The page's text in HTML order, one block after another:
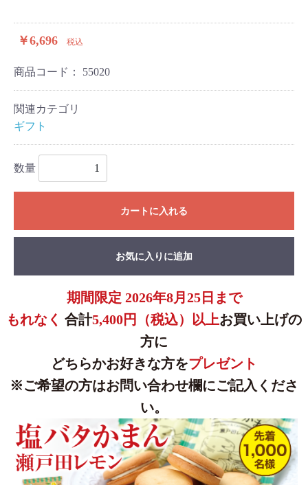
￥6,696 税込
商品コード： 55020
関連カテゴリ
ギフト
数量
カートに入れる
お気に入りに追加
期間限定 2026年8月25日まで
もれなく 合計5,400円（税込）以上お買い上げの
方に
どちらかお好きな方をプレゼント
※ご希望の方はお問い合わせ欄にご記入くださ
い。